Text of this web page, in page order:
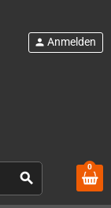
search
person Anmelden
0